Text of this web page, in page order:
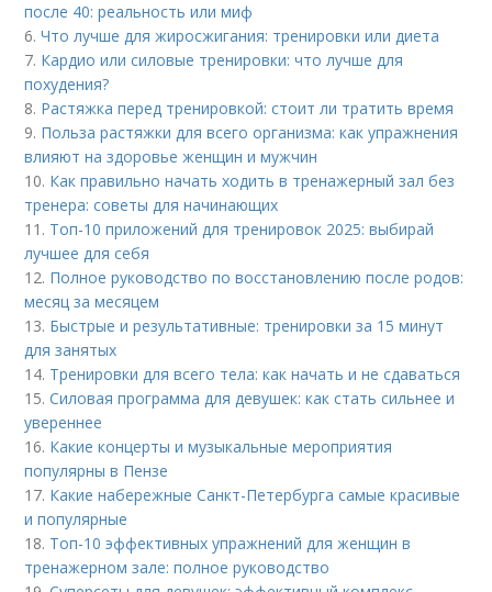
после 40: реальность или миф
6.Что лучше для жиросжигания: тренировки или диета
7. Кардио или силовые тренировки: что лучше для
похудения?
8. Растяжка перед тренировкой: стоит ли тратить время
9. Польза растяжки для всего организма: как упражнения
влияют на здоровье женщин и мужчин
10. Как правильно начать ходить в тренажерный зал без
тренера: советы для начинающих
11. Топ-10 приложений для тренировок 2025: выбирай
лучшее для себя
12. Полное руководство по восстановлению после родов:
месяц за месяцем
13. Быстрые и результативные: тренировки за 15 минут
для занятых
14. Тренировки для всего тела: как начать и не сдаваться
15.Силовая программа для девушек: как стать сильнее и
увереннее
16. Какие концерты и музыкальные мероприятия
популярны в Пензе
17. Какие набережные Санкт-Петербурга самые красивые
и популярные
18. Топ-10 эффективных упражнений для женщин в
тренажерном зале: полное руководство